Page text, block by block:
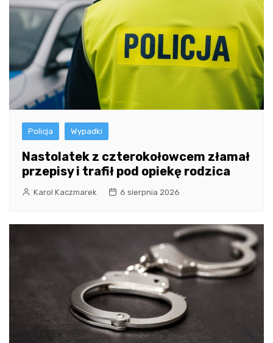
Policja Wypadki
Nastolatek z czterokołowcem złamał
przepisy i trafił pod opiekę rodzica
Karol Kaczmarek 6 sierpnia 2026